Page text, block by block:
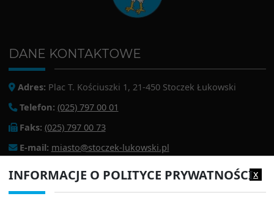
DANE KONTAKTOWE
Adres: Plac T. Kościuszki 1, 21-450 Stoczek Łukowski
Telefon: (025) 797 00 01
Faks: (025) 797 00 73
E-mail: miasto@stoczek-lukowski.pl
x
INFORMACJE O POLITYCE PRYWATNOŚCI